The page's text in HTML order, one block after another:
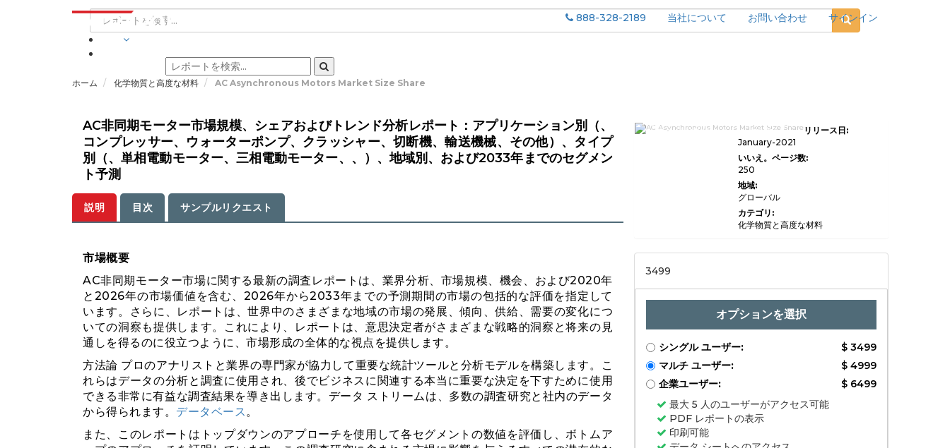
888-328-2189 当社について お問い合わせ
サインイン
ホーム 化学物質と高度な材料 AC Asynchronous Motors Market Size Share
AC非同期モーター市場規模、シェアおよびトレンド分析レポート：アプリケーション別（、
コンプレッサー、ウォーターポンプ、クラッシャー、切断機、輸送機械、その他）、タイプ
別（、単相電動モーター、三相電動モーター、、）、地域別、および2033年までのセグメン
ト予測
説明 目次 サンプルリクエスト
市場概要
AC非同期モーター市場に関する最新の調査レポートは、業界分析、市場規模、機会、および2020年
と2026年の市場価値を含む、2026年から2033年までの予測期間の市場の包括的な評価を指定して
います。さらに、レポートは、世界中のさまざまな地域の市場の発展、傾向、供給、需要の変化につ
いての洞察も提供します。これにより、レポートは、意思決定者がさまざまな戦略的洞察と将来の見
通しを得るのに役立つように、市場形成の全体的な視点を提供します。
方法論 プロのアナリストと業界の専門家が協力して重要な統計ツールと分析モデルを構築します。こ
れらはデータの分析と調査に使用され、後でビジネスに関連する本当に重要な決定を下すために使用
できる非常に有益な調査結果を導き出します。データ ストリームは、多数の調査研究と社内のデータ
から得られます。 データベース。
また、このレポートはトップダウンのアプローチを使用して各セグメントの数値を評価し、ボトムア
AC非同期モーター市場規模、シェアお
よびトレンド分析レポート：アプリケー
ション別（、コンプレッサー、ウォータ
ーポンプ、クラッシャー、切断機、輸送
機械、その他）、タイプ別（、単相電動
モーター、三相電動モーター、、）、地
域別、および2033年までのセグメント
リリース日:
January-2021
いいえ。ページ数:
250
地域:
グローバル
カテゴリ:
化学物質と高度な材料
3499
オプションを選択
シングル ユーザー:
$ 3499
マルチ ユーザー:
$ 4999
企業ユーザー:
$ 6499
最大 5 人のユーザーがアクセス可能
PDF レポートの表示
印刷可能